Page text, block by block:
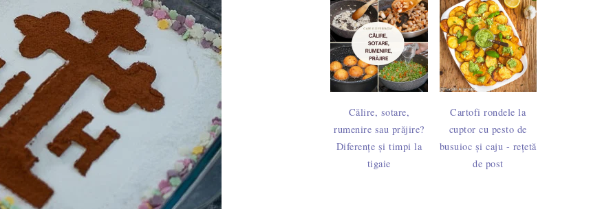
Călire, sotare,
rumenire sau prăjire?
Diferențe și timpi la
tigaie
Cartofi rondele la
cuptor cu pesto de
busuioc și caju - rețetă
de post